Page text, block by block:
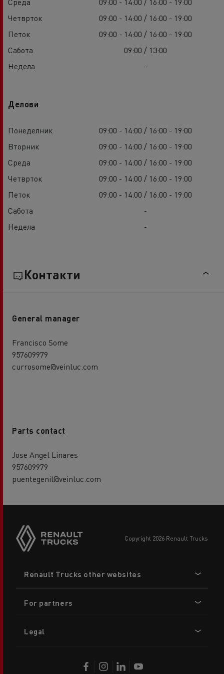
Четврток
09:00 - 14:00 / 16:00 - 19:00
Петок
09:00 - 14:00 / 16:00 - 19:00
Сабота
09:00 / 13:00
Недела
-
Делови
Понеделник
09:00 - 14:00 / 16:00 - 19:00
Вторник
09:00 - 14:00 / 16:00 - 19:00
Среда
09:00 - 14:00 / 16:00 - 19:00
Четврток
09:00 - 14:00 / 16:00 - 19:00
Петок
09:00 - 14:00 / 16:00 - 19:00
Сабота
-
Недела
-
Контакти
General manager
Francisco Some
957609979
currosome@veinluc.com
Parts contact
Jose Angel Linares
957609979
puentegenil@veinluc.com
copyright 2026 Renault Trucks
menu
Renault Trucks other websites
For partners
Legal